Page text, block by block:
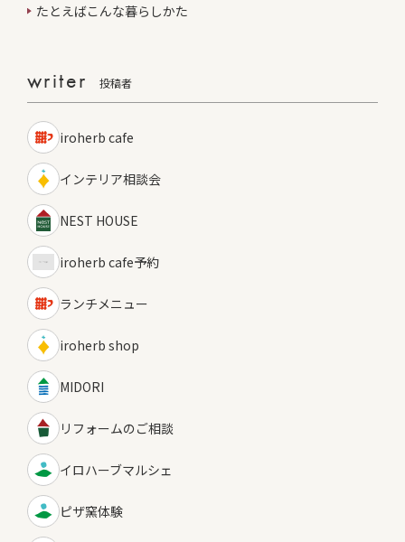
たとえばこんな暮らしかた
writer 投稿者
iroherb cafe
インテリア相談会
NEST HOUSE
iroherb cafe予約
ランチメニュー
iroherb shop
MIDORI
リフォームのご相談
イロハーブマルシェ
ピザ窯体験